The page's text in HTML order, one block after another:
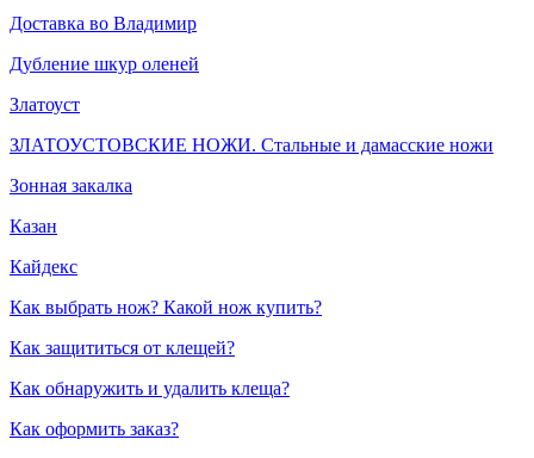
Доставка во Владимир
Дубление шкур оленей
Златоуст
ЗЛАТОУСТОВСКИЕ НОЖИ. Стальные и дамасские ножи
Зонная закалка
Казан
Кайдекс
Как выбрать нож? Какой нож купить?
Как защититься от клещей?
Как обнаружить и удалить клеща?
Как оформить заказ?